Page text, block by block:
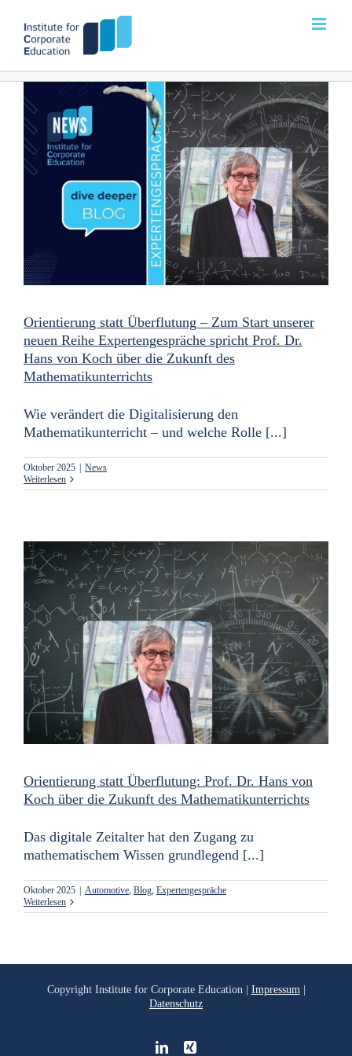
Inhalt
springen
Orientierung statt Überflutung – Zum Start unserer
neuen Reihe Expertengespräche spricht Prof. Dr.
Hans von Koch über die Zukunft des
Mathematikunterrichts
Wie verändert die Digitalisierung den
Mathematikunterricht – und welche Rolle [...]
Oktober 2025 | News
Weiterlesen
Orientierung statt Überflutung: Prof. Dr. Hans von
Koch über die Zukunft des Mathematikunterrichts
Das digitale Zeitalter hat den Zugang zu
mathematischem Wissen grundlegend [...]
Oktober 2025 Automotive, Blog, Expertengespräche
Weiterlesen
Copyright Institute for Corporate Education | Impressum|
Datenschutz
LinkedInXing